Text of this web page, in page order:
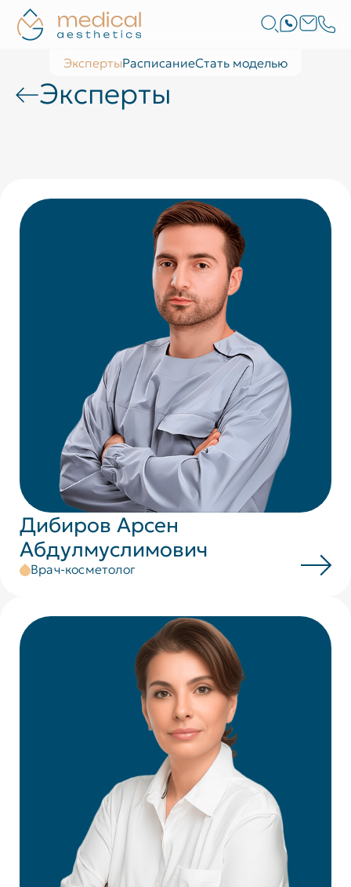
ЭкспертыРасписаниеСтать моделью
Эксперты
Дибиров Арсен
Абдулмуслимович
Врач-косметолог